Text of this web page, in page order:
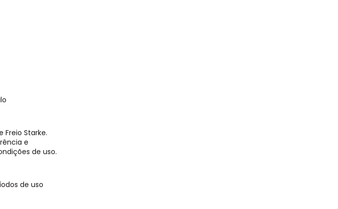
Starke.
e
de uso.
de uso